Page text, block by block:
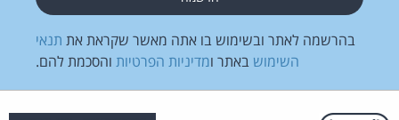
בהרשמה לאתר ובשימוש בו אתה מאשר שקראת את תנאי
השימוש באתר ומדיניות הפרטיות והסכמת להם.